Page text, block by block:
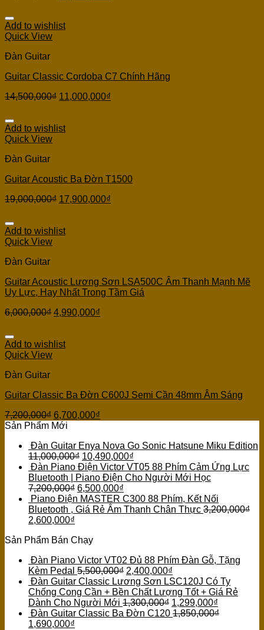
Add to wishlist
Quick View
Đàn Guitar
Guitar Classic Cordoba C7 Chính Hãng
14,500,000₫ 11,000,000₫
Add to wishlist
Quick View
Đàn Guitar
Guitar Acoustic Ba Đờn T1500
19,000,000₫ 17,900,000₫
Add to wishlist
Quick View
Đàn Guitar
Guitar Acoustic Lương Sơn LSA500C Âm Thanh Mạnh Mẽ
Uy Lực, Hay Nhất Trong Tầm Giá
6,000,000₫ 4,990,000₫
Add to wishlist
Quick View
Đàn Guitar
Guitar Classic Ba Đờn C600J Semi Cần 48mm Âm Sáng
7,200,000₫ 6,700,000₫
Sản Phẩm Mới
Đàn Guitar Enya Nova Go Sonic Hatsune Miku Edition
11,000,000₫ 10,490,000₫
Đàn Piano Điện Victor VT05 88 Phím Cảm Ứng Lực
Bluetooth | Piano Điện Cho Người Mới Học
7,200,000₫ 6,500,000₫
Piano Điện MASTER C300 88 Phím, Kết Nối
Bluetooth , Giá Rẻ Âm Thanh Chân Thực 3,200,000₫
2,600,000₫
Sản Phẩm Bán Chạy
Đàn Piano Victor VT02 Đủ 88 Phím Đàn Gỗ, Tặng
Kèm Pedal 5,500,000₫ 2,400,000₫
Đàn Guitar Classic Lương Sơn LSC120J Có Ty
Chống Cong Cần + Bền Chất Lượng Tốt + Giá Rẻ
Dành Cho Người Mới 1,300,000₫ 1,299,000₫
Đàn Guitar Classic Ba Đờn C120 1,850,000₫
1,690,000₫